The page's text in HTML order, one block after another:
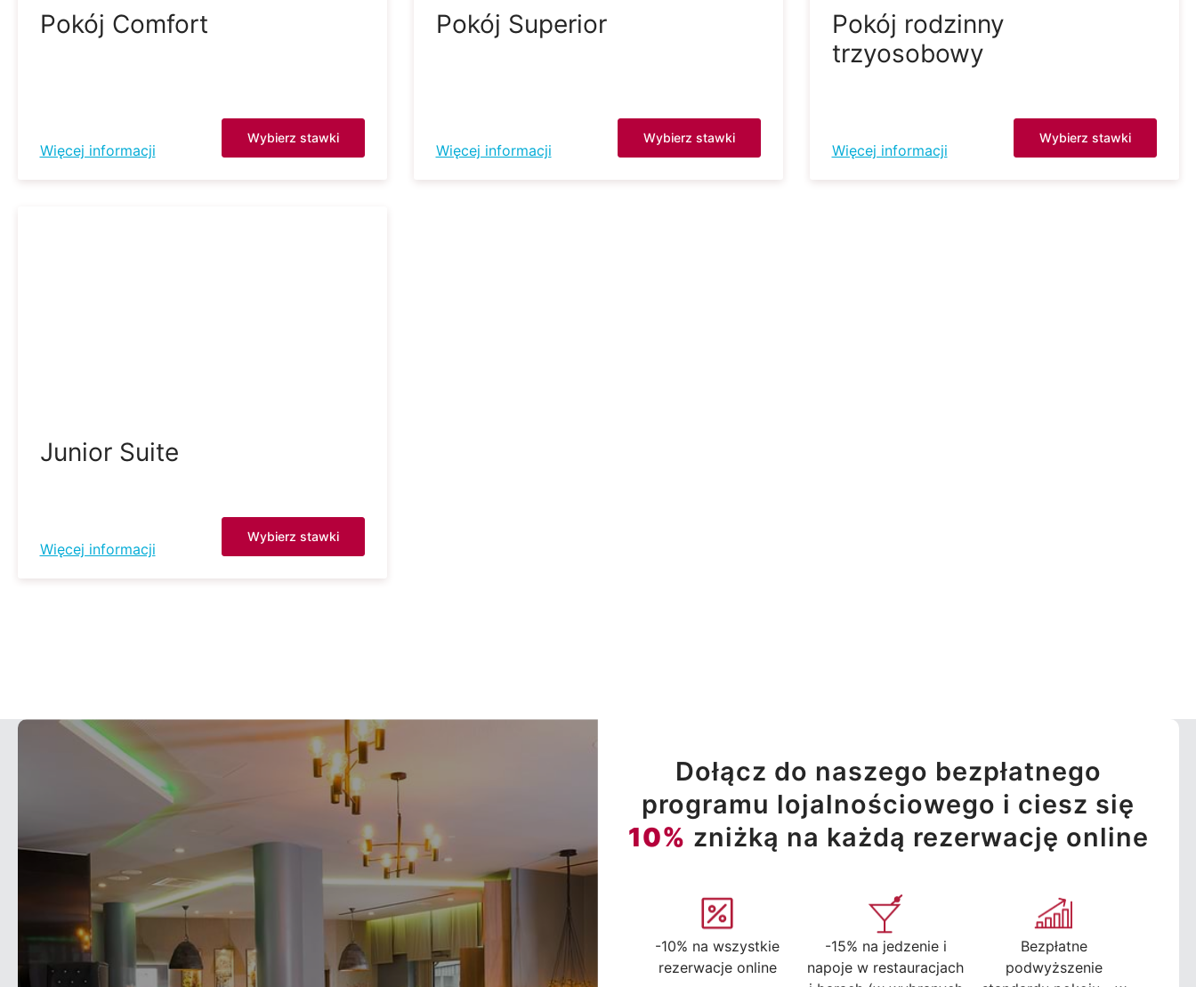
Pokój Comfort
Więcej informacji
Wybierz stawki
Pokój Superior
Więcej informacji
Wybierz stawki
Pokój rodzinny
trzyosobowy
Więcej informacji
Wybierz stawki
Junior Suite
Więcej informacji
Wybierz stawki
Dołącz do naszego bezpłatnego
programu lojalnościowego i ciesz się
10% zniżką na każdą rezerwację online
-10% na wszystkie
rezerwacje online
-15% na jedzenie i
napoje w restauracjach
Bezpłatne
podwyższenie